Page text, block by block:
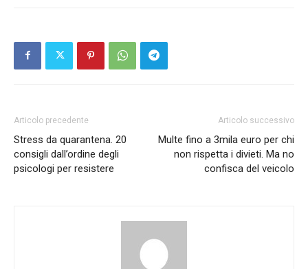
Articolo precedente
Stress da quarantena. 20
consigli dall’ordine degli
psicologi per resistere
Articolo successivo
Multe fino a 3mila euro per chi
non rispetta i divieti. Ma no
confisca del veicolo